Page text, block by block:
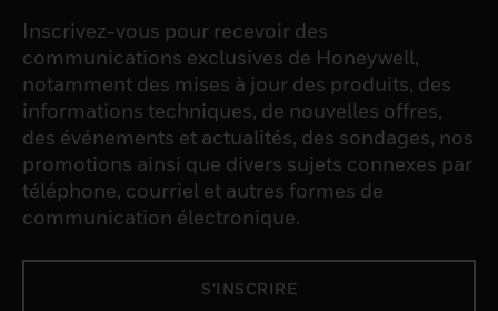
Inscrivez-vous pour recevoir des
communications exclusives de Honeywell,
notamment des mises à jour des produits, des
informations techniques, de nouvelles offres,
des événements et actualités, des sondages, nos
promotions ainsi que divers sujets connexes par
téléphone, courriel et autres formes de
communication électronique.
S'INSCRIRE